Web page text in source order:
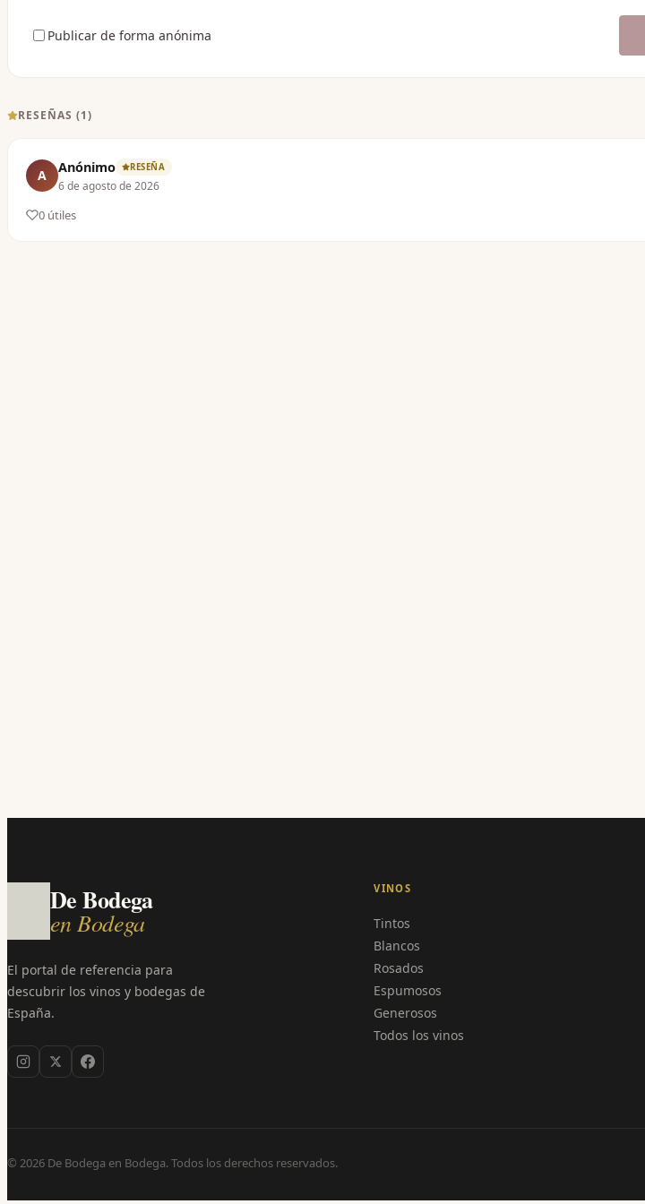
Publicar de forma anónima
RESEÑAS (1)
A Anónimo RESEÑA
6 de agosto de 2026
0 útiles
De Bodega
en Bodega
El portal de referencia para
descubrir los vinos y bodegas de
España.
VINOS
Tintos
Blancos
Rosados
Espumosos
Generosos
Todos los vinos
© 2026 De Bodega en Bodega. Todos los derechos reservados.